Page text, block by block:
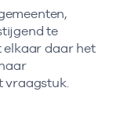
te
elkaar daar het
vraagstuk.